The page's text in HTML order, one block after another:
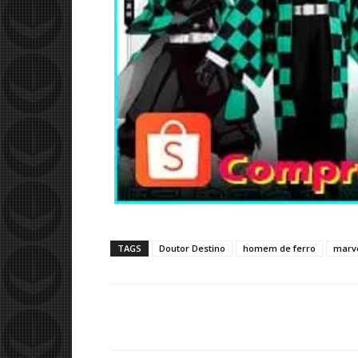
TAGS Doutor Destino homem de ferro